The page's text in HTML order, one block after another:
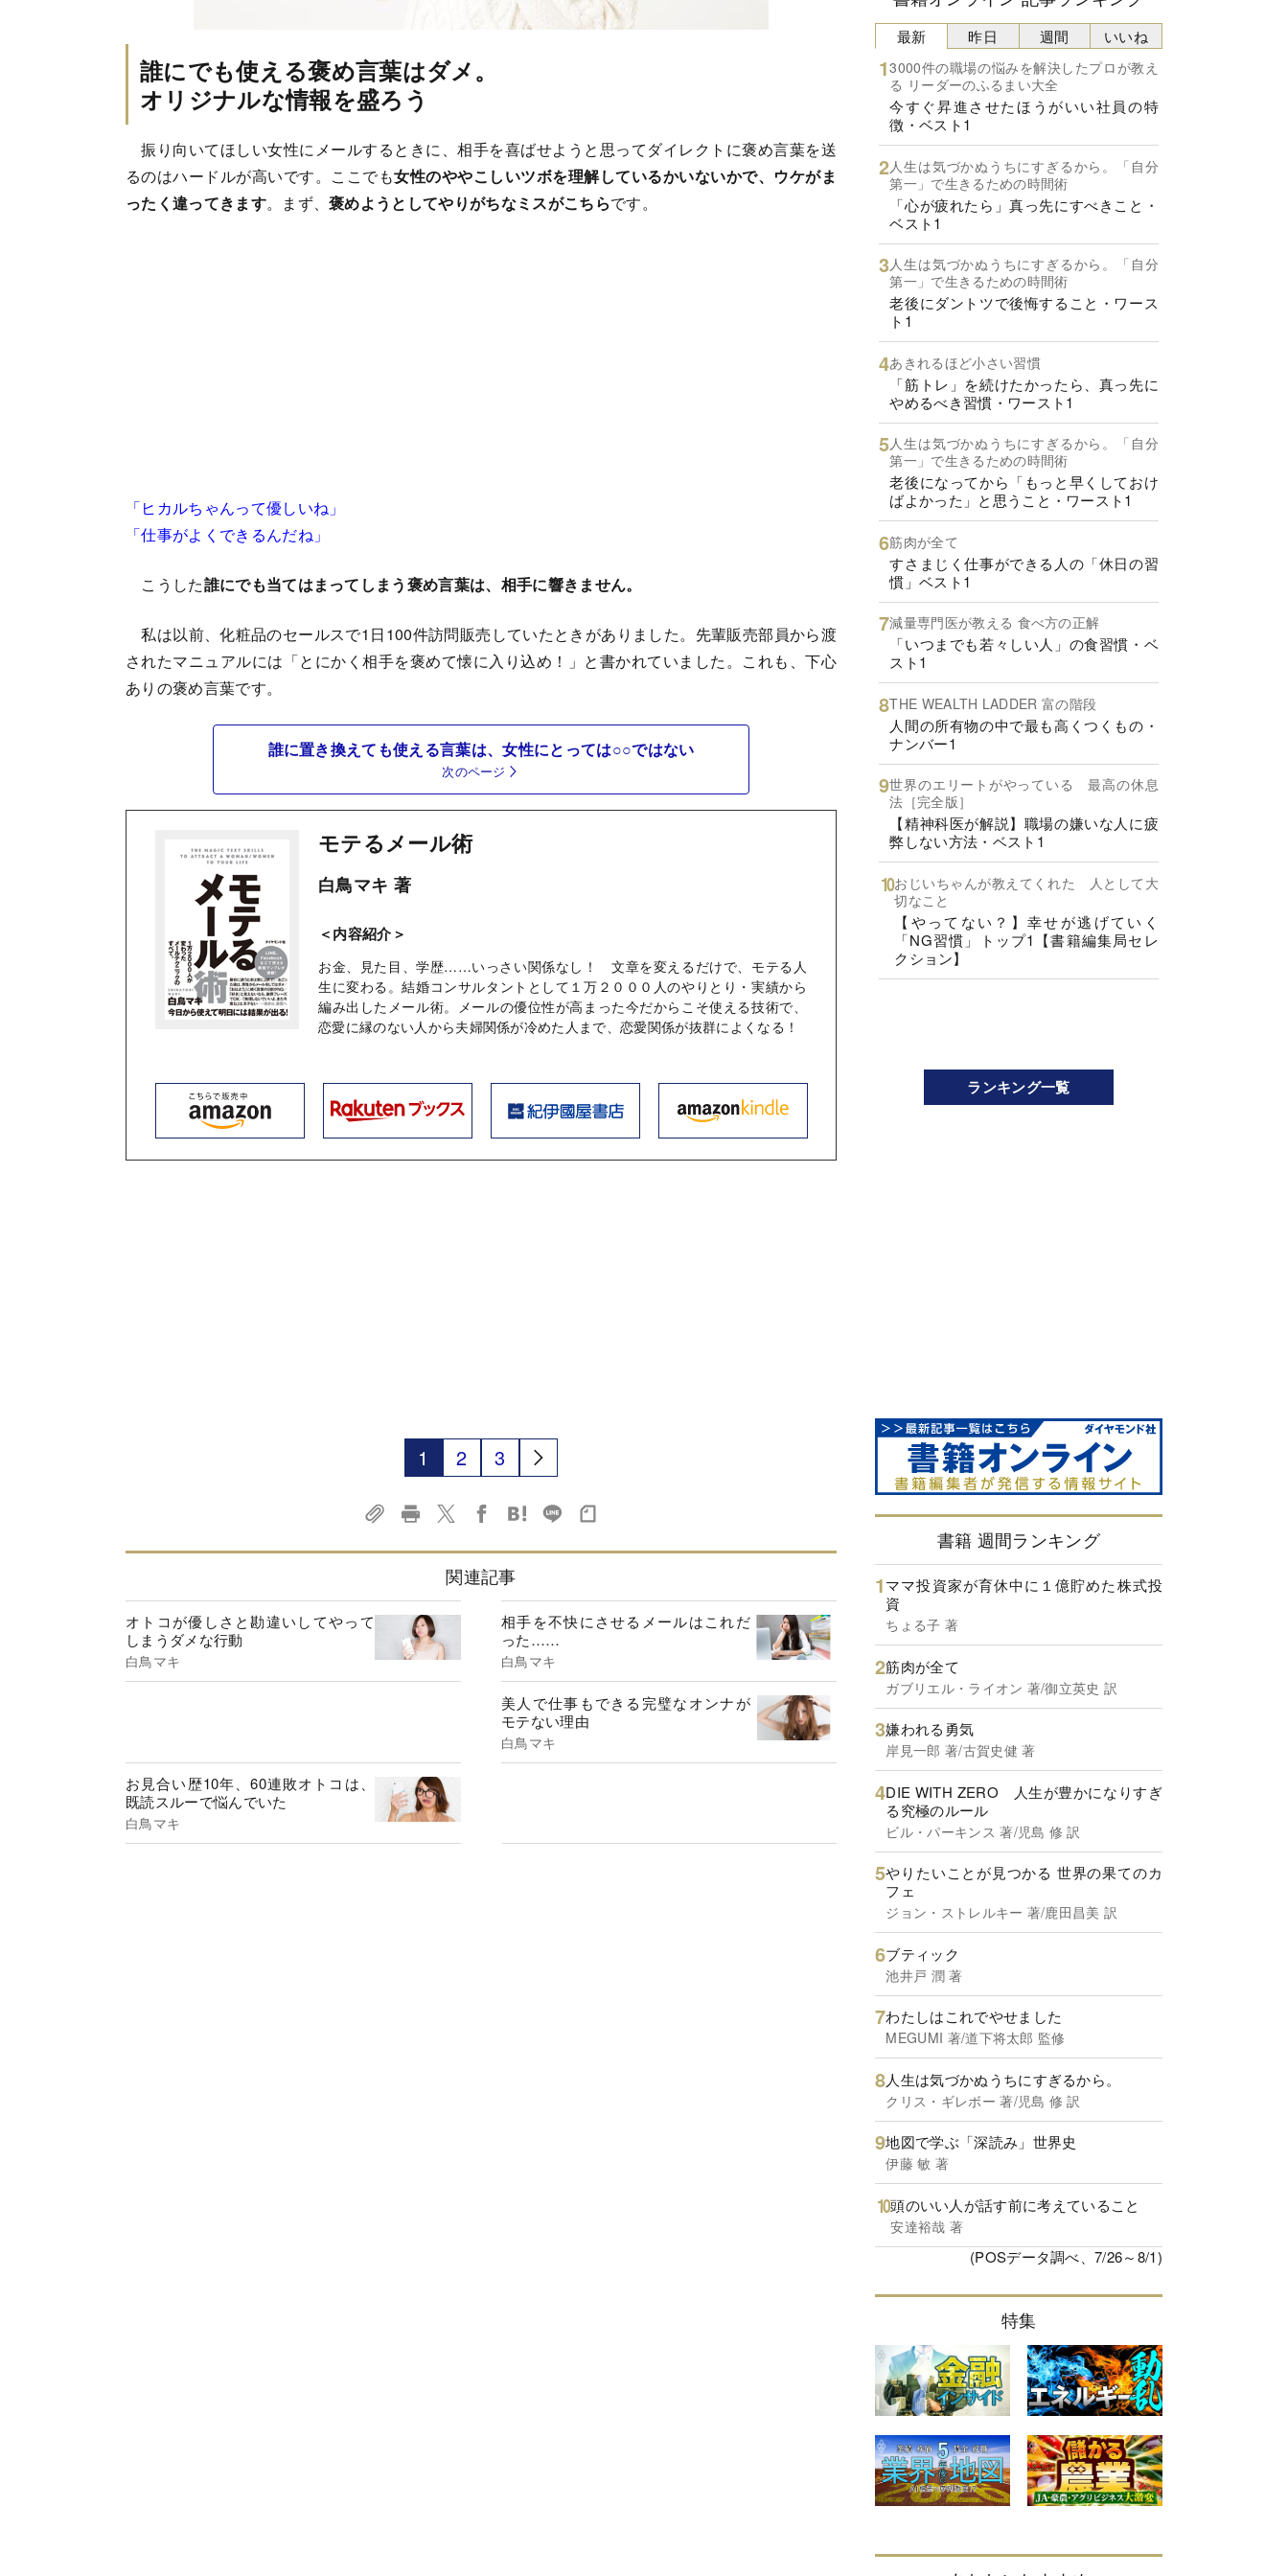
誰にでも使える褒め言葉はダメ。
オリジナルな情報を盛ろう
振り向いてほしい女性にメールするときに、相手を喜ばせようと思ってダイレクトに褒め言葉を送
るのはハードルが高いです。ここでも女性のややこしいツボを理解しているかいないかで、ウケがま
ったく違ってきます。まず、褒めようとしてやりがちなミスがこちらです。
「ヒカルちゃんって優しいね」
「仕事がよくできるんだね」
こうした誰にでも当てはまってしまう褒め言葉は、相手に響きません。
私は以前、化粧品のセールスで1日100件訪問販売していたときがありました。先輩販売部員から渡
されたマニュアルには「とにかく相手を褒めて懐に入り込め！」と書かれていました。これも、下心
ありの褒め言葉です。
誰に置き換えても使える言葉は、女性にとっては○○ではない
次のページ
モテるメール術
白鳥マキ 著
＜内容紹介＞
お金、見た目、学歴……いっさい関係なし！ 文章を変えるだけで、モテる人
生に変わる。結婚コンサルタントとして１万２０００人のやりとり・実績から
編み出したメール術。メールの優位性が高まった今だからこそ使える技術で、
恋愛に縁のない人から夫婦関係が冷めた人まで、恋愛関係が抜群によくなる！
1 2 3
関連記事
オトコが優しさと勘違いしてやって
しまうダメな行動
白鳥マキ
相手を不快にさせるメールはこれだ
った……
白鳥マキ
美人で仕事もできる完璧なオンナが
モテない理由
白鳥マキ
お見合い歴10年、60連敗オトコは、
既読スルーで悩んでいた
白鳥マキ
最新
3000件の職場の悩みを解決したプロが教え
る リーダーのふるまい大全
今すぐ昇進させたほうがいい社員の特
徴・ベスト1
人生は気づかぬうちにすぎるから。「自分
第一」で生きるための時間術
「心が疲れたら」真っ先にすべきこと・
ベスト1
人生は気づかぬうちにすぎるから。「自分
第一」で生きるための時間術
老後にダントツで後悔すること・ワース
ト1
あきれるほど小さい習慣
「筋トレ」を続けたかったら、真っ先に
やめるべき習慣・ワースト1
人生は気づかぬうちにすぎるから。「自分
第一」で生きるための時間術
老後になってから「もっと早くしておけ
ばよかった」と思うこと・ワースト1
筋肉が全て
すさまじく仕事ができる人の「休日の習
慣」ベスト1
減量専門医が教える 食べ方の正解
「いつまでも若々しい人」の食習慣・ベ
スト1
THE WEALTH LADDER 富の階段
人間の所有物の中で最も高くつくもの・
ナンバー1
世界のエリートがやっている 最高の休息
法［完全版］
【精神科医が解説】職場の嫌いな人に疲
弊しない方法・ベスト1
おじいちゃんが教えてくれた 人として大
切なこと
【やってない？】幸せが逃げていく
「NG習慣」トップ1【書籍編集局セレ
クション】
昨日 週間 いいね
ランキング一覧
書籍 週間ランキング
ママ投資家が育休中に１億貯めた株式投
資
ちょる子 著
筋肉が全て
ガブリエル・ライオン 著/御立英史 訳
嫌われる勇気
岸見一郎 著/古賀史健 著
DIE WITH ZERO 人生が豊かになりすぎ
る究極のルール
ビル・パーキンス 著/児島 修 訳
やりたいことが見つかる 世界の果てのカ
フェ
ジョン・ストレルキー 著/鹿田昌美 訳
ブティック
池井戸 潤 著
わたしはこれでやせました
MEGUMI 著/道下将太郎 監修
人生は気づかぬうちにすぎるから。
クリス・ギレボー 著/児島 修 訳
地図で学ぶ「深読み」世界史
伊藤 敏 著
頭のいい人が話す前に考えていること
安達裕哉 著
(POSデータ調べ、7/26～8/1)
特集